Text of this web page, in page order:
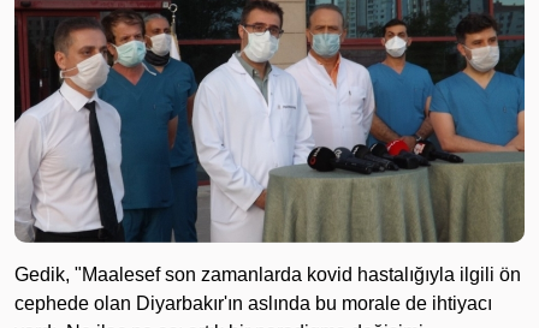
Gedik, "Maalesef son zamanlarda kovid hastalığıyla ilgili ön
cephede olan Diyarbakır'ın aslında bu morale de ihtiyacı